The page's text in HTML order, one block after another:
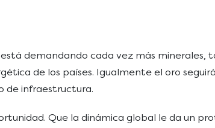
demandando cada vez más
de los países. Igualmente el oro
de infraestructura.
Que la dinámica global le da un